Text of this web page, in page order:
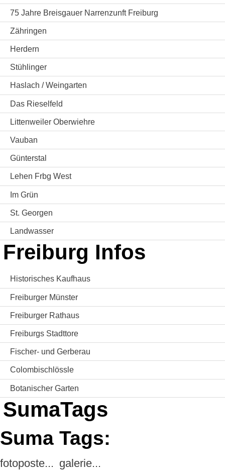
75 Jahre Breisgauer Narrenzunft Freiburg
Zähringen
Herdern
Stühlinger
Haslach / Weingarten
Das Rieselfeld
Littenweiler Oberwiehre
Vauban
Günterstal
Lehen Frbg West
Im Grün
St. Georgen
Landwasser
Freiburg Infos
Historisches Kaufhaus
Freiburger Münster
Freiburger Rathaus
Freiburgs Stadttore
Fischer- und Gerberau
Colombischlössle
Botanischer Garten
SumaTags
Suma Tags:
fotoposte... galerie...